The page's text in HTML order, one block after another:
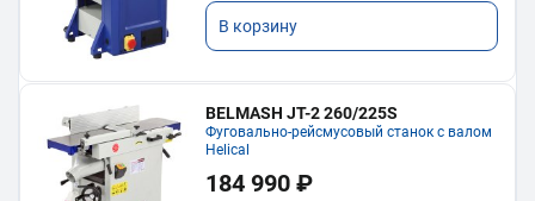
В корзину
BELMASH JT-2 260/225S
Фуговально-рейсмусовый станок с валом
Helical
184 990 ₽